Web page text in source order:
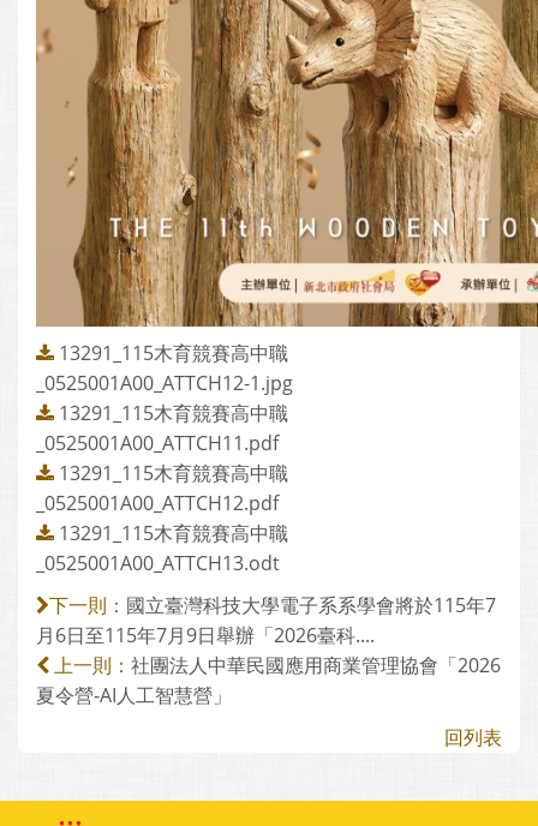
13291_115木育競賽高中職
_0525001A00_ATTCH12-1.jpg
13291_115木育競賽高中職
_0525001A00_ATTCH11.pdf
13291_115木育競賽高中職
_0525001A00_ATTCH12.pdf
13291_115木育競賽高中職
_0525001A00_ATTCH13.odt
下一則： 國立臺灣科技大學電子系系學會將於115年7
月6日至115年7月9日舉辦「2026臺科....
上一則： 社團法人中華民國應用商業管理協會「2026
夏令營-AI人工智慧營」
回列表